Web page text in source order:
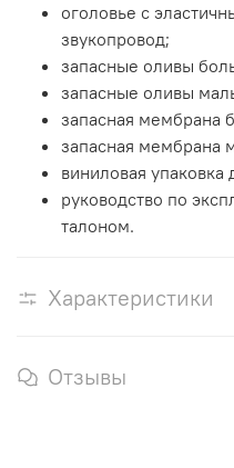
оголовье с
звукопровод;
запасные оливы
запасные оливы
запасная мембрана
запасная мембрана
виниловая
руководство по
талоном.
Характеристики
Отзывы